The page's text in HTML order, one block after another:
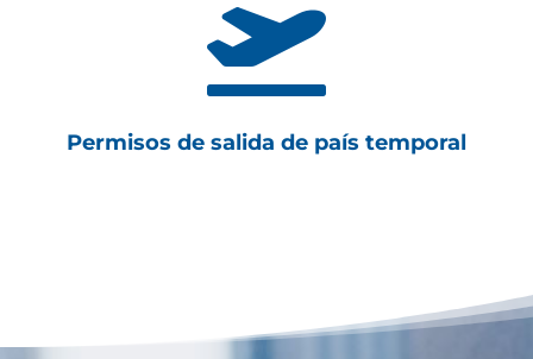

Permisos de salida de país temporal